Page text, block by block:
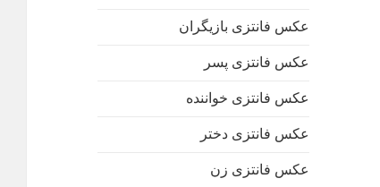
عکس فانتزی بازیگران
عکس فانتزی پسر
عکس فانتزی خواننده
عکس فانتزی دختر
عکس فانتزی زن